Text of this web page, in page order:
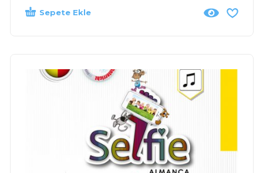
Sepete Ekle